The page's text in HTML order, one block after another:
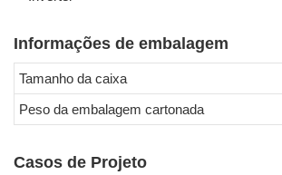
Informações de embalagem
Tamanho da caixa
Peso da embalagem cartonada
Casos de Projeto